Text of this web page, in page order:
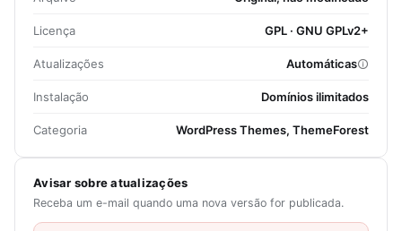
Licença GPL · GNU GPLv2+
Atualizações Automáticas
Instalação Domínios ilimitados
Categoria WordPress Themes, ThemeForest
Avisar sobre atualizações
Receba um e-mail quando uma nova versão for publicada.